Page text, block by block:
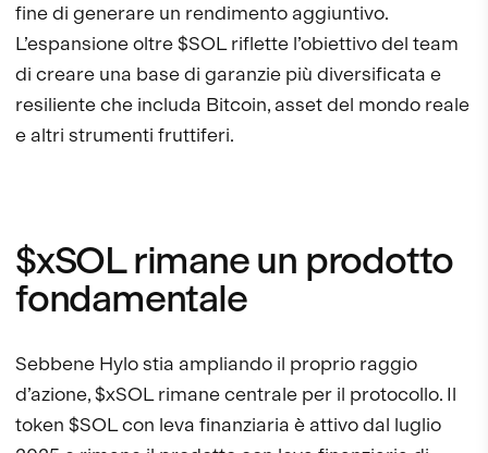
fine di generare un rendimento aggiuntivo.
L’espansione oltre $SOL riflette l’obiettivo del team
di creare una base di garanzie più diversificata e
resiliente che includa Bitcoin, asset del mondo reale
e altri strumenti fruttiferi.
$xSOL rimane un prodotto
fondamentale
Sebbene Hylo stia ampliando il proprio raggio
d’azione, $xSOL rimane centrale per il protocollo. Il
token $SOL con leva finanziaria è attivo dal luglio